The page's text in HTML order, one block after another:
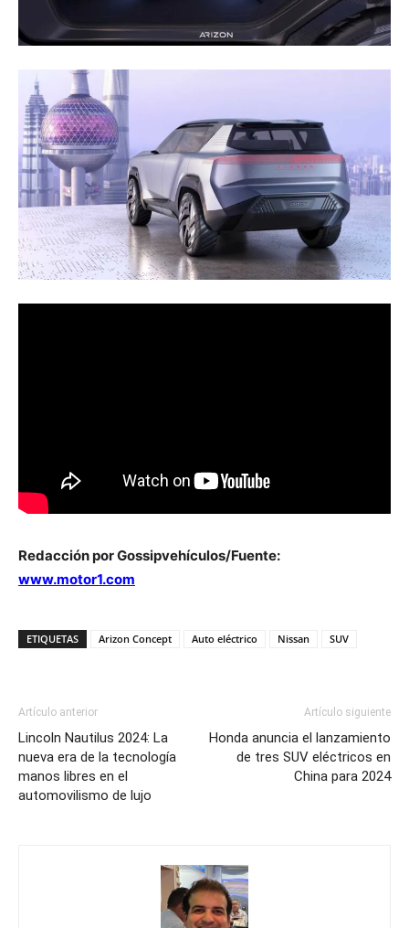
Redacción por Gossipvehículos/Fuente:
www.motor1.com
ETIQUETAS Arizon Concept Auto eléctrico Nissan SUV
Artículo anterior
Lincoln Nautilus 2024: La
nueva era de la tecnología
manos libres en el
automovilismo de lujo
Artículo siguiente
Honda anuncia el lanzamiento
de tres SUV eléctricos en
China para 2024